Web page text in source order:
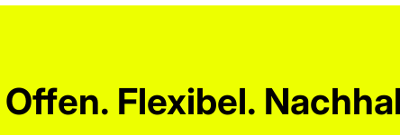
Offen. Flexibel.